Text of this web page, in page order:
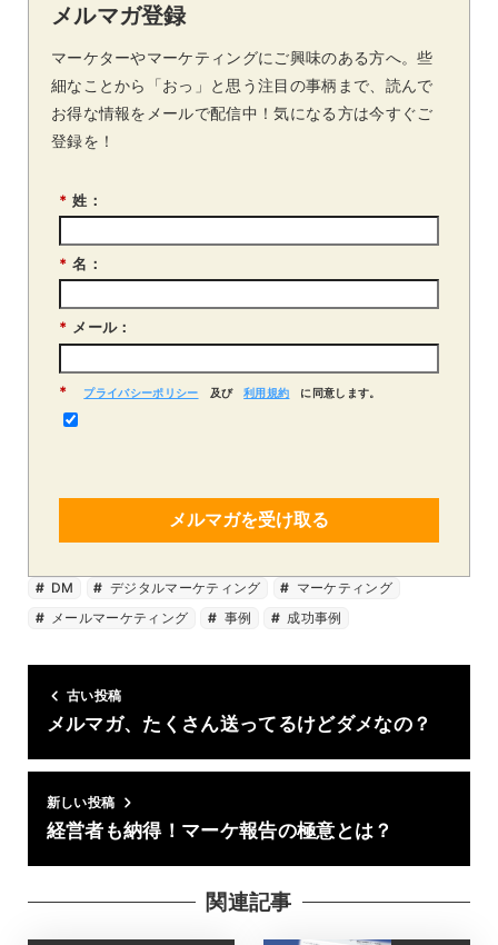
メルマガ登録
マーケターやマーケティングにご興味のある方へ。些
細なことから「おっ」と思う注目の事柄まで、読んで
お得な情報をメールで配信中！気になる方は今すぐご
登録を！
* 姓：
* 名：
* メール：
* プライバシーポリシー 及び 利用規約 に同意します。
メルマガを受け取る
DM デジタルマーケティング
マーケティング
メールマーケティング
事例 成功事例
古い投稿
メルマガ、たくさん送ってるけどダメなの？
新しい投稿
経営者も納得！マーケ報告の極意とは？
関連記事